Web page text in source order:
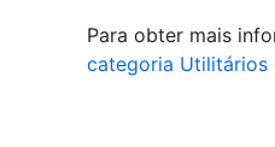
Para obter mais
categoria Utilitários